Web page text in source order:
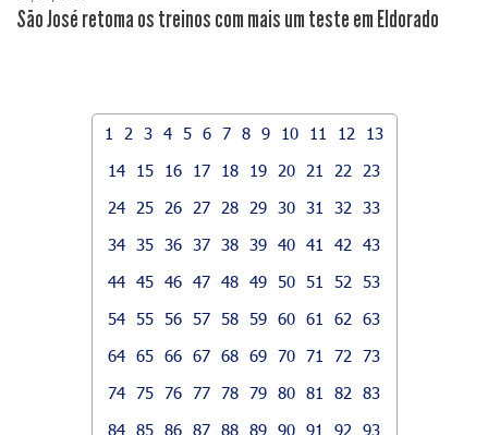
São José retoma os treinos com mais um teste em Eldorado
1 2 3 4 5 6 7 8 9 10 11 12
13
14
15 16 17 18 19 20 21 22
23
24
25 26 27 28 29 30 31 32
33
34 35 36 37 38 39 40 41 42
43
44 45 46 47 48 49 50 51 52
53
54 55 56 57 58 59 60 61 62
63
64 65 66 67 68 69 70 71 72
73
74 75 76 77 78 79 80 81 82
83
84 85 86 87 88 89 90 91 92
93